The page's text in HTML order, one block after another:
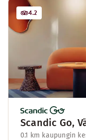
4.2
Scandic Go,
0.1 km kaupungin